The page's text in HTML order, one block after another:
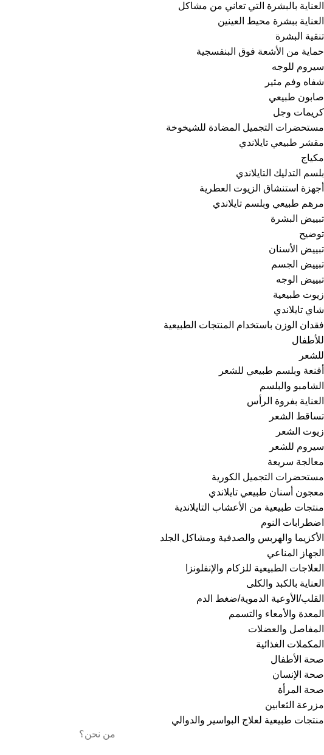
العناية بالبشرة التي تعاني من مشاكل
العناية ببشرة محيط العينين
تنقية البشرة
حماية من الأشعة فوق البنفسجية
سيروم للوجه
شفاه وفم مثير
صابون طبيعي
كريمات وجل
مستحضرات التجميل المضادة للشيخوخة
مقشر طبيعي تايلاندي
مكياج
بلسم التدليك التايلاندي
أجهزة استنشاق الزيوت العطرية
مرهم طبيعي وبلسم تايلاندي
تبييض البشرة
توضيح
تبييض الأسنان
تبييض الجسم
تبييض الوجه
زيوت طبيعية
شاي تايلاندي
فقدان الوزن باستخدام المنتجات الطبيعية
للأطفال
للشعر
أقنعة وبلسم طبيعي للشعر
الشامبو والبلسم
العناية بفروة الرأس
تساقط الشعر
زيوت الشعر
سيروم للشعر
معالجة سريعة
مستحضرات التجميل الكورية
معجون أسنان طبيعي تايلاندي
منتجات طبيعية من الأعشاب التايلاندية
اضطرابات النوم
الأكزيما والهربس والصدفية ومشاكل الجلد
الجهاز المناعي
العلاجات الطبيعية للزكام والإنفلونزا
العناية بالكبد والكلى
القلب/الأوعية الدموية/ضغط الدم
المعدة والأمعاء والتسمم
المفاصل والعضلات
المكملات الغذائية
صحة الأطفال
صحة الإنسان
صحة المرأة
مزرعة الثعابين
منتجات طبيعية لعلاج البواسير والدوالي
من نحن؟